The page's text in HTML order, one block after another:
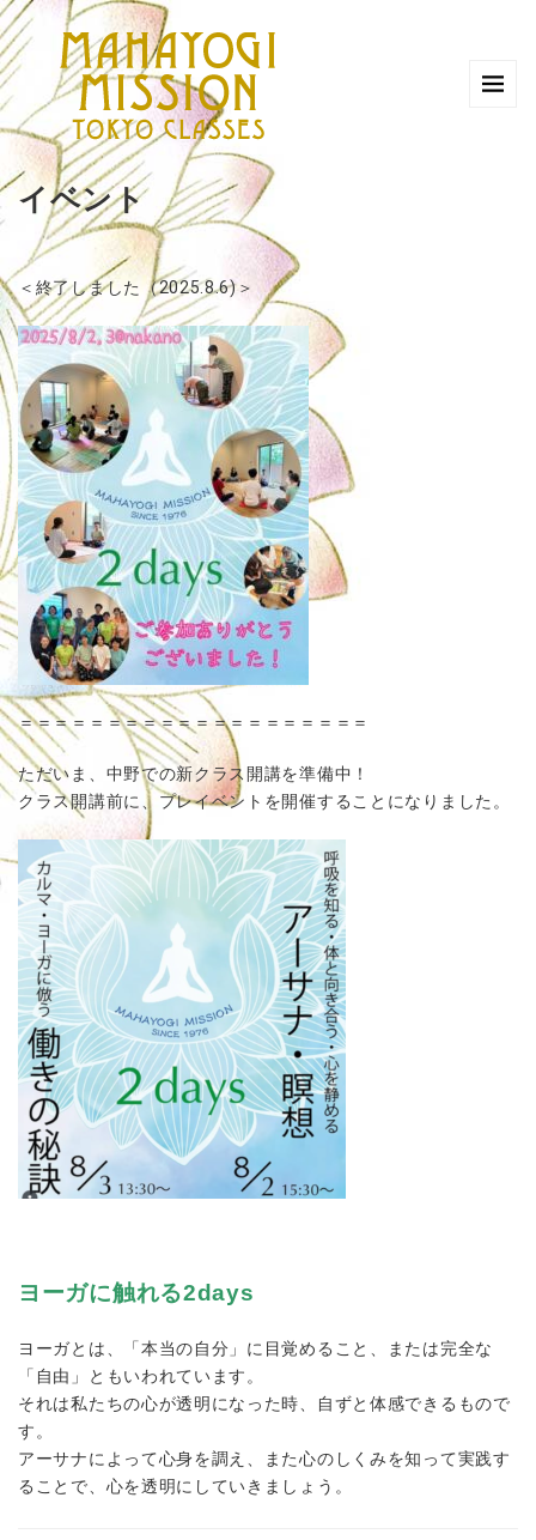
イベント
＜終了しました（2025.8.6)＞
＝＝＝＝＝＝＝＝＝＝＝＝＝＝＝＝＝＝＝＝
ただいま、中野での新クラス開講を準備中！
クラス開講前に、プレイベントを開催することになりました。
ヨーガに触れる2days
ヨーガとは、「本当の自分」に目覚めること、または完全な
「自由」ともいわれています。
それは私たちの心が透明になった時、自ずと体感できるもので
す。
アーサナによって心身を調え、また心のしくみを知って実践す
ることで、心を透明にしていきましょう。